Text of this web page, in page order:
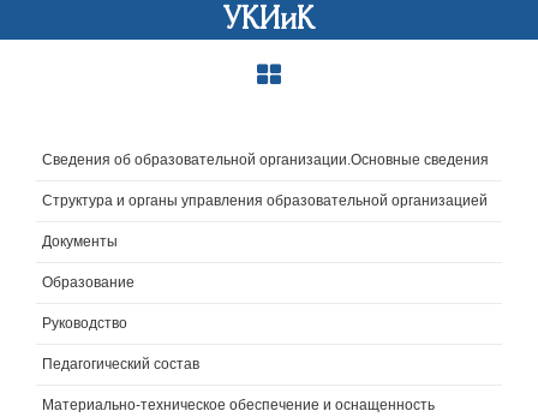
УКИиК
Сведения об образовательной организации.Основные сведения
Структура и органы управления образовательной организацией
Документы
Образование
Руководство
Педагогический состав
Материально-техническое обеспечение и оснащенность